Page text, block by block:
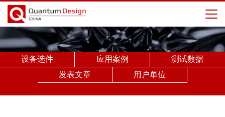
设备选件 应用案例
测试数据
发表文章
用户单位